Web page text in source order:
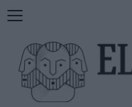
Mostra
navegació